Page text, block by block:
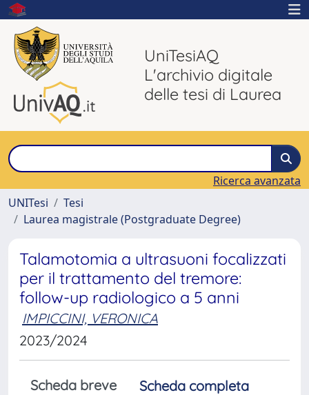
UniTesiAQ
L'archivio digitale
delle tesi di Laurea
Ricerca avanzata
UNITesi
Tesi
Laurea magistrale (Postgraduate Degree)
Talamotomia a ultrasuoni focalizzati
per il trattamento del tremore:
follow-up radiologico a 5 anni
IMPICCINI, VERONICA
2023/2024
Scheda breve
Scheda completa